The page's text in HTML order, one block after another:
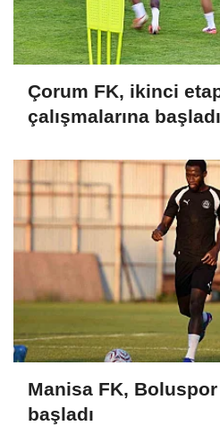
Çorum FK, ikinci
çalışmalarına başladı
Manisa FK,
başladı